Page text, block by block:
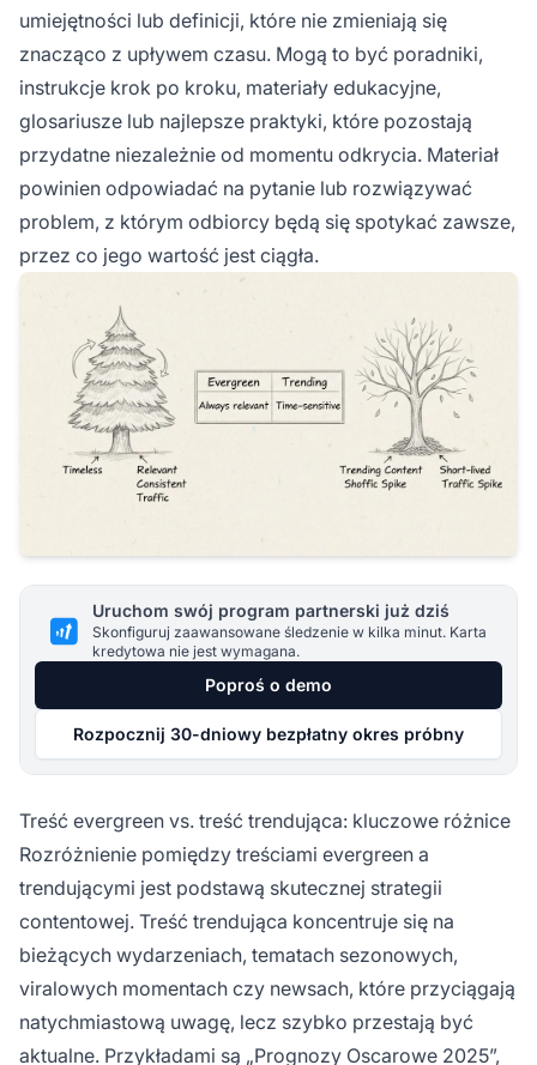
umiejętności lub definicji, które nie zmieniają się
znacząco z upływem czasu. Mogą to być poradniki,
instrukcje krok po kroku, materiały edukacyjne,
glosariusze lub najlepsze praktyki, które pozostają
przydatne niezależnie od momentu odkrycia. Materiał
powinien odpowiadać na pytanie lub rozwiązywać
problem, z którym odbiorcy będą się spotykać zawsze,
przez co jego wartość jest ciągła.
Uruchom swój program partnerski już dziś
Skonfiguruj zaawansowane śledzenie w kilka minut. Karta
kredytowa nie jest wymagana.
Poproś o demo
Rozpocznij 30-dniowy bezpłatny okres próbny
Treść evergreen vs. treść trendująca: kluczowe różnice
Rozróżnienie pomiędzy treściami evergreen a
trendującymi jest podstawą skutecznej strategii
contentowej. Treść trendująca koncentruje się na
bieżących wydarzeniach, tematach sezonowych,
viralowych momentach czy newsach, które przyciągają
natychmiastową uwagę, lecz szybko przestają być
aktualne. Przykładami są „Prognozy Oscarowe 2025”,